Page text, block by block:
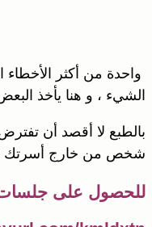
واحدة من أكثر
الشيء ، و هنا يأخذ
بالطبع لا أقصد أن
شخص من خارج أسرتك
للحصول على جلسات